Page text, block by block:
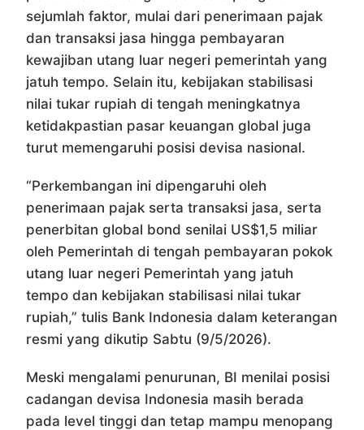
sejumlah faktor, mulai dari penerimaan pajak
dan transaksi jasa hingga pembayaran
kewajiban utang luar negeri pemerintah yang
jatuh tempo. Selain itu, kebijakan stabilisasi
nilai tukar rupiah di tengah meningkatnya
ketidakpastian pasar keuangan global juga
turut memengaruhi posisi devisa nasional.
“Perkembangan ini dipengaruhi oleh
penerimaan pajak serta transaksi jasa, serta
penerbitan global bond senilai US$1,5 miliar
oleh Pemerintah di tengah pembayaran pokok
utang luar negeri Pemerintah yang jatuh
tempo dan kebijakan stabilisasi nilai tukar
rupiah,” tulis Bank Indonesia dalam keterangan
resmi yang dikutip Sabtu (9/5/2026).
Meski mengalami penurunan, BI menilai posisi
cadangan devisa Indonesia masih berada
pada level tinggi dan tetap mampu menopang